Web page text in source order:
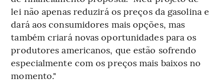
lei não apenas reduzirá os preços da gasolina e
dará aos consumidores mais opções, mas
também criará novas oportunidades para os
produtores americanos, que estão sofrendo
especialmente com os preços mais baixos no
momento."